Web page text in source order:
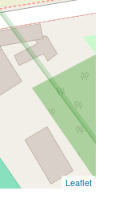
Leaflet